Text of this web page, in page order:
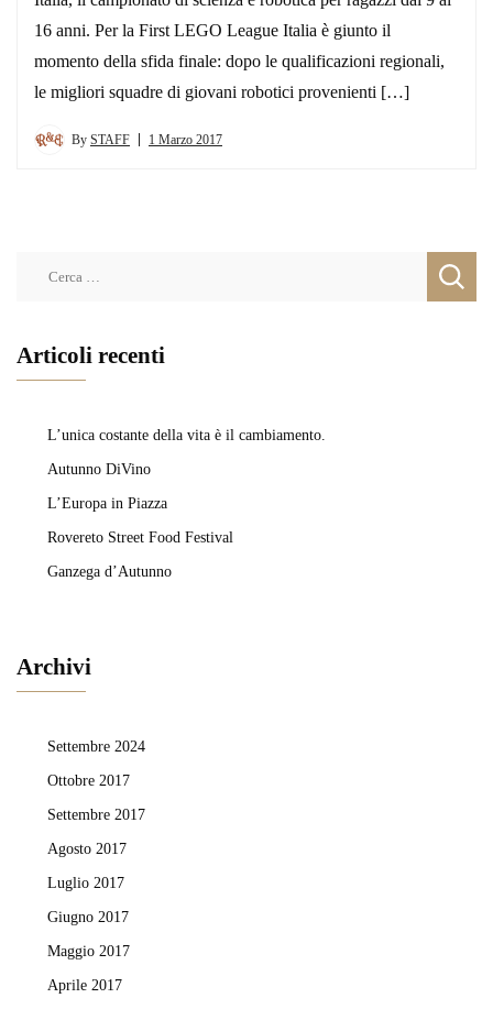
16 anni. Per la First LEGO League Italia è giunto il
momento della sfida finale: dopo le qualificazioni regionali,
le migliori squadre di giovani robotici provenienti […]
By STAFF 1 Marzo 2017
Articoli recenti
L’unica costante della vita è il cambiamento.
Autunno DiVino
L’Europa in Piazza
Rovereto Street Food Festival
Ganzega d’Autunno
Archivi
Settembre 2024
Ottobre 2017
Settembre 2017
Agosto 2017
Luglio 2017
Giugno 2017
Maggio 2017
Aprile 2017